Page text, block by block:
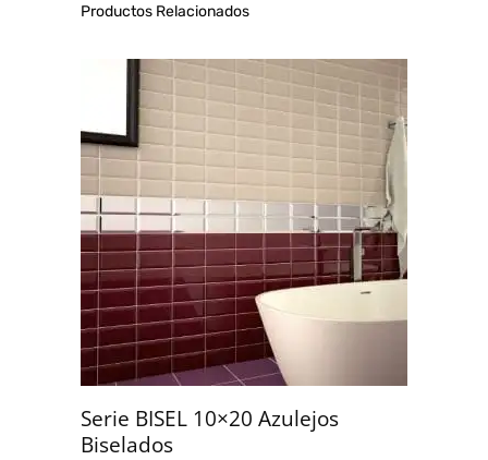
Productos Relacionados
Serie BISEL 10×20 Azulejos
Biselados